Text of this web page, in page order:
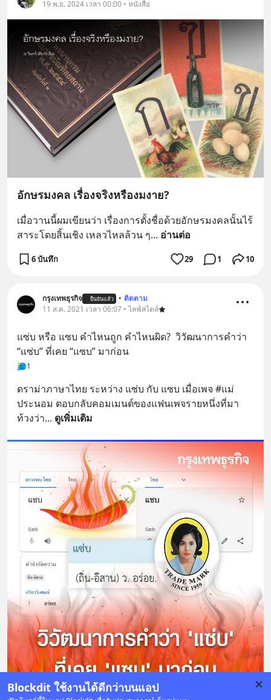
Blockdit ใช้งานได้ดีกว่าบนแอป
19 พ.ย. 2024 เวลา 00:00 • หนังสือ
อักษรมงคล เรื่องจริงหรืองมงาย?
เมื่อวานนี้ผมเขียนว่า เรื่องการตั้งชื่อด้วยอักษรมงคลนั้นไร้
สาระโดยสิ้นเชิง เหลวไหลล้วน ๆ... อ่านต่อ
6 บันทึก 29 1 10
กรุงเทพธุรกิจ ยืนยันแล้ว • ติดตาม
11 ส.ค. 2021 เวลา 06:07 • ไลฟ์สไตล์
แซ่บ หรือ แซบ คำไหนถูก คำไหนผิด?  วิวัฒนาการคำว่า
“แซ่บ” ที่เคย “แซบ” มาก่อน
1
ดราม่าภาษาไทย ระหว่าง แซ่บ กับ แซบ เมื่อเพจ #แม่
ประนอม ตอบกลับคอมเมนต์ของแฟนเพจรายหนึ่งที่มา
ท้วงว่า... ดูเพิ่มเติม